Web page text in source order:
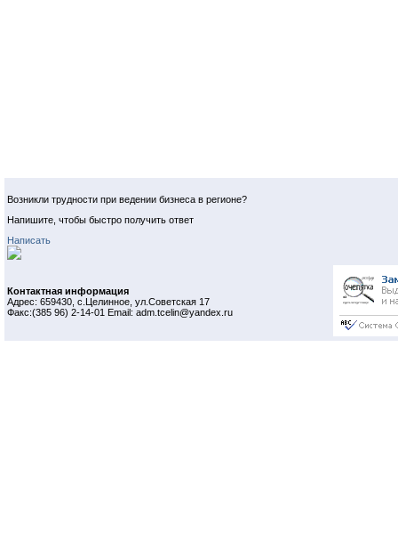
Возникли трудности при ведении бизнеса в регионе?
Напишите, чтобы быстро получить ответ
Написать
Контактная информация
Адрес: 659430, с.Целинное, ул.Советская 17
Факс:(385 96) 2-14-01 Email: adm.tcelin@yandex.ru